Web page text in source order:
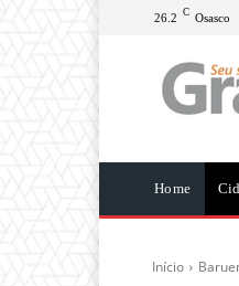
26.2 C Osasco
Home
Início